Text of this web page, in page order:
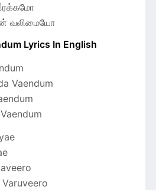
வலிமையோ
Lyrics In English
Vaendum